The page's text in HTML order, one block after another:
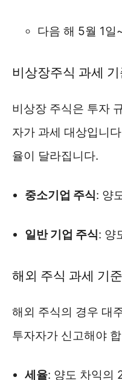
다음 해 5월 1일
비상장주식 과세 기
비상장 주식은 투자
자가 과세 대상입니
율이 달라집니다.
중소기업 주식: 양
일반 기업 주식: 양
해외 주식 과세 기준
해외 주식의 경우 대
투자자가 신고해야
세율: 양도 차익의